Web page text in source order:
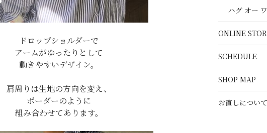
ドロップショルダーで
アームがゆったりとして
動きやすいデザイン。
肩周りは生地の方向を変え、
ボーダーのように
組み合わせてあります。
ハグ オー
ONLINE
SCHEDULE
SHOP MAP
お直しについて